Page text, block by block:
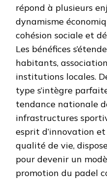
répond à plusieurs
dynamisme
cohésion sociale et
Les bénéfices
habitants,
institutions locales.
type s’intègre
tendance nationale
infrastructures
esprit d’innovation
qualité de vie,
pour devenir un
promotion du padel